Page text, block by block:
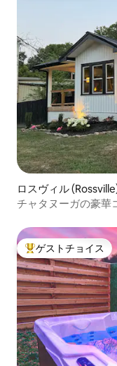
ロスヴィル
チャタヌーガの豪華
大好評のゲストチョ
ゲストチョイス